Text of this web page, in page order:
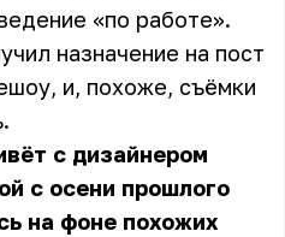
«по работе».
назначение на пост
и, похоже, съёмки
с дизайнером
с осени прошлого
на фоне похожих